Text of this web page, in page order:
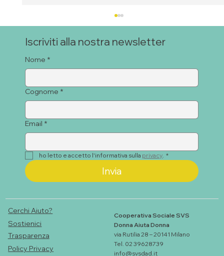
EDUCARE ALLE EMOZIONI
Cerchi Aiuto?
Sostienici
Trasparenza
Policy Privacy
Cooperativa Sociale SVS
Donna Aiuta Donna
via Rutilia 28 – 20141 Milano
Tel. 02 39628739
info@svsdad.it
Iscriviti alla nostra newsletter
Nome *
Cognome *
Email *
ho letto e accetto l'informativa sulla privacy *
Invia